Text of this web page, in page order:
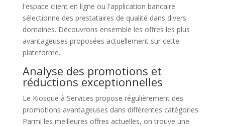
l'espace client en ligne ou l'application bancaire
sélectionne des prestataires de qualité dans divers
domaines. Découvrons ensemble les offres les plus
avantageuses proposées actuellement sur cette
plateforme.
Analyse des promotions et
réductions exceptionnelles
Le Kiosque à Services propose régulièrement des
promotions avantageuses dans différentes catégories.
Parmi les meilleures offres actuelles, on trouve une